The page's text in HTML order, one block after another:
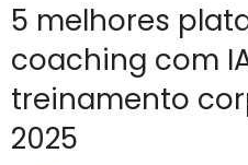
5 melhores
coaching com
treinamento
2025